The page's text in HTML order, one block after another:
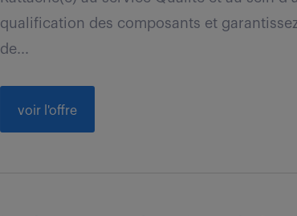
qualification des composants et
de...
voir l'offre